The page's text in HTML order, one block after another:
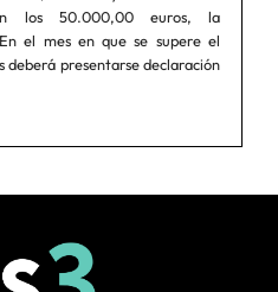
los 50.000,00 euros, la
el mes en que se supere el
presentarse declaración